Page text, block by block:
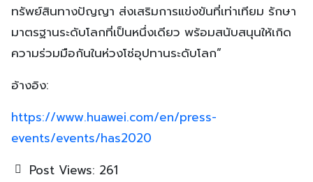
ทรัพย์สินทางปัญญา ส่งเสริมการแข่งขันที่เท่าเทียม รักษา
มาตรฐานระดับโลกที่เป็นหนึ่งเดียว พร้อมสนับสนุนให้เกิด
ความร่วมมือกันในห่วงโซ่อุปทานระดับโลก”
อ้างอิง:
https://www.huawei.com/en/press-
events/events/has2020
Post Views: 261